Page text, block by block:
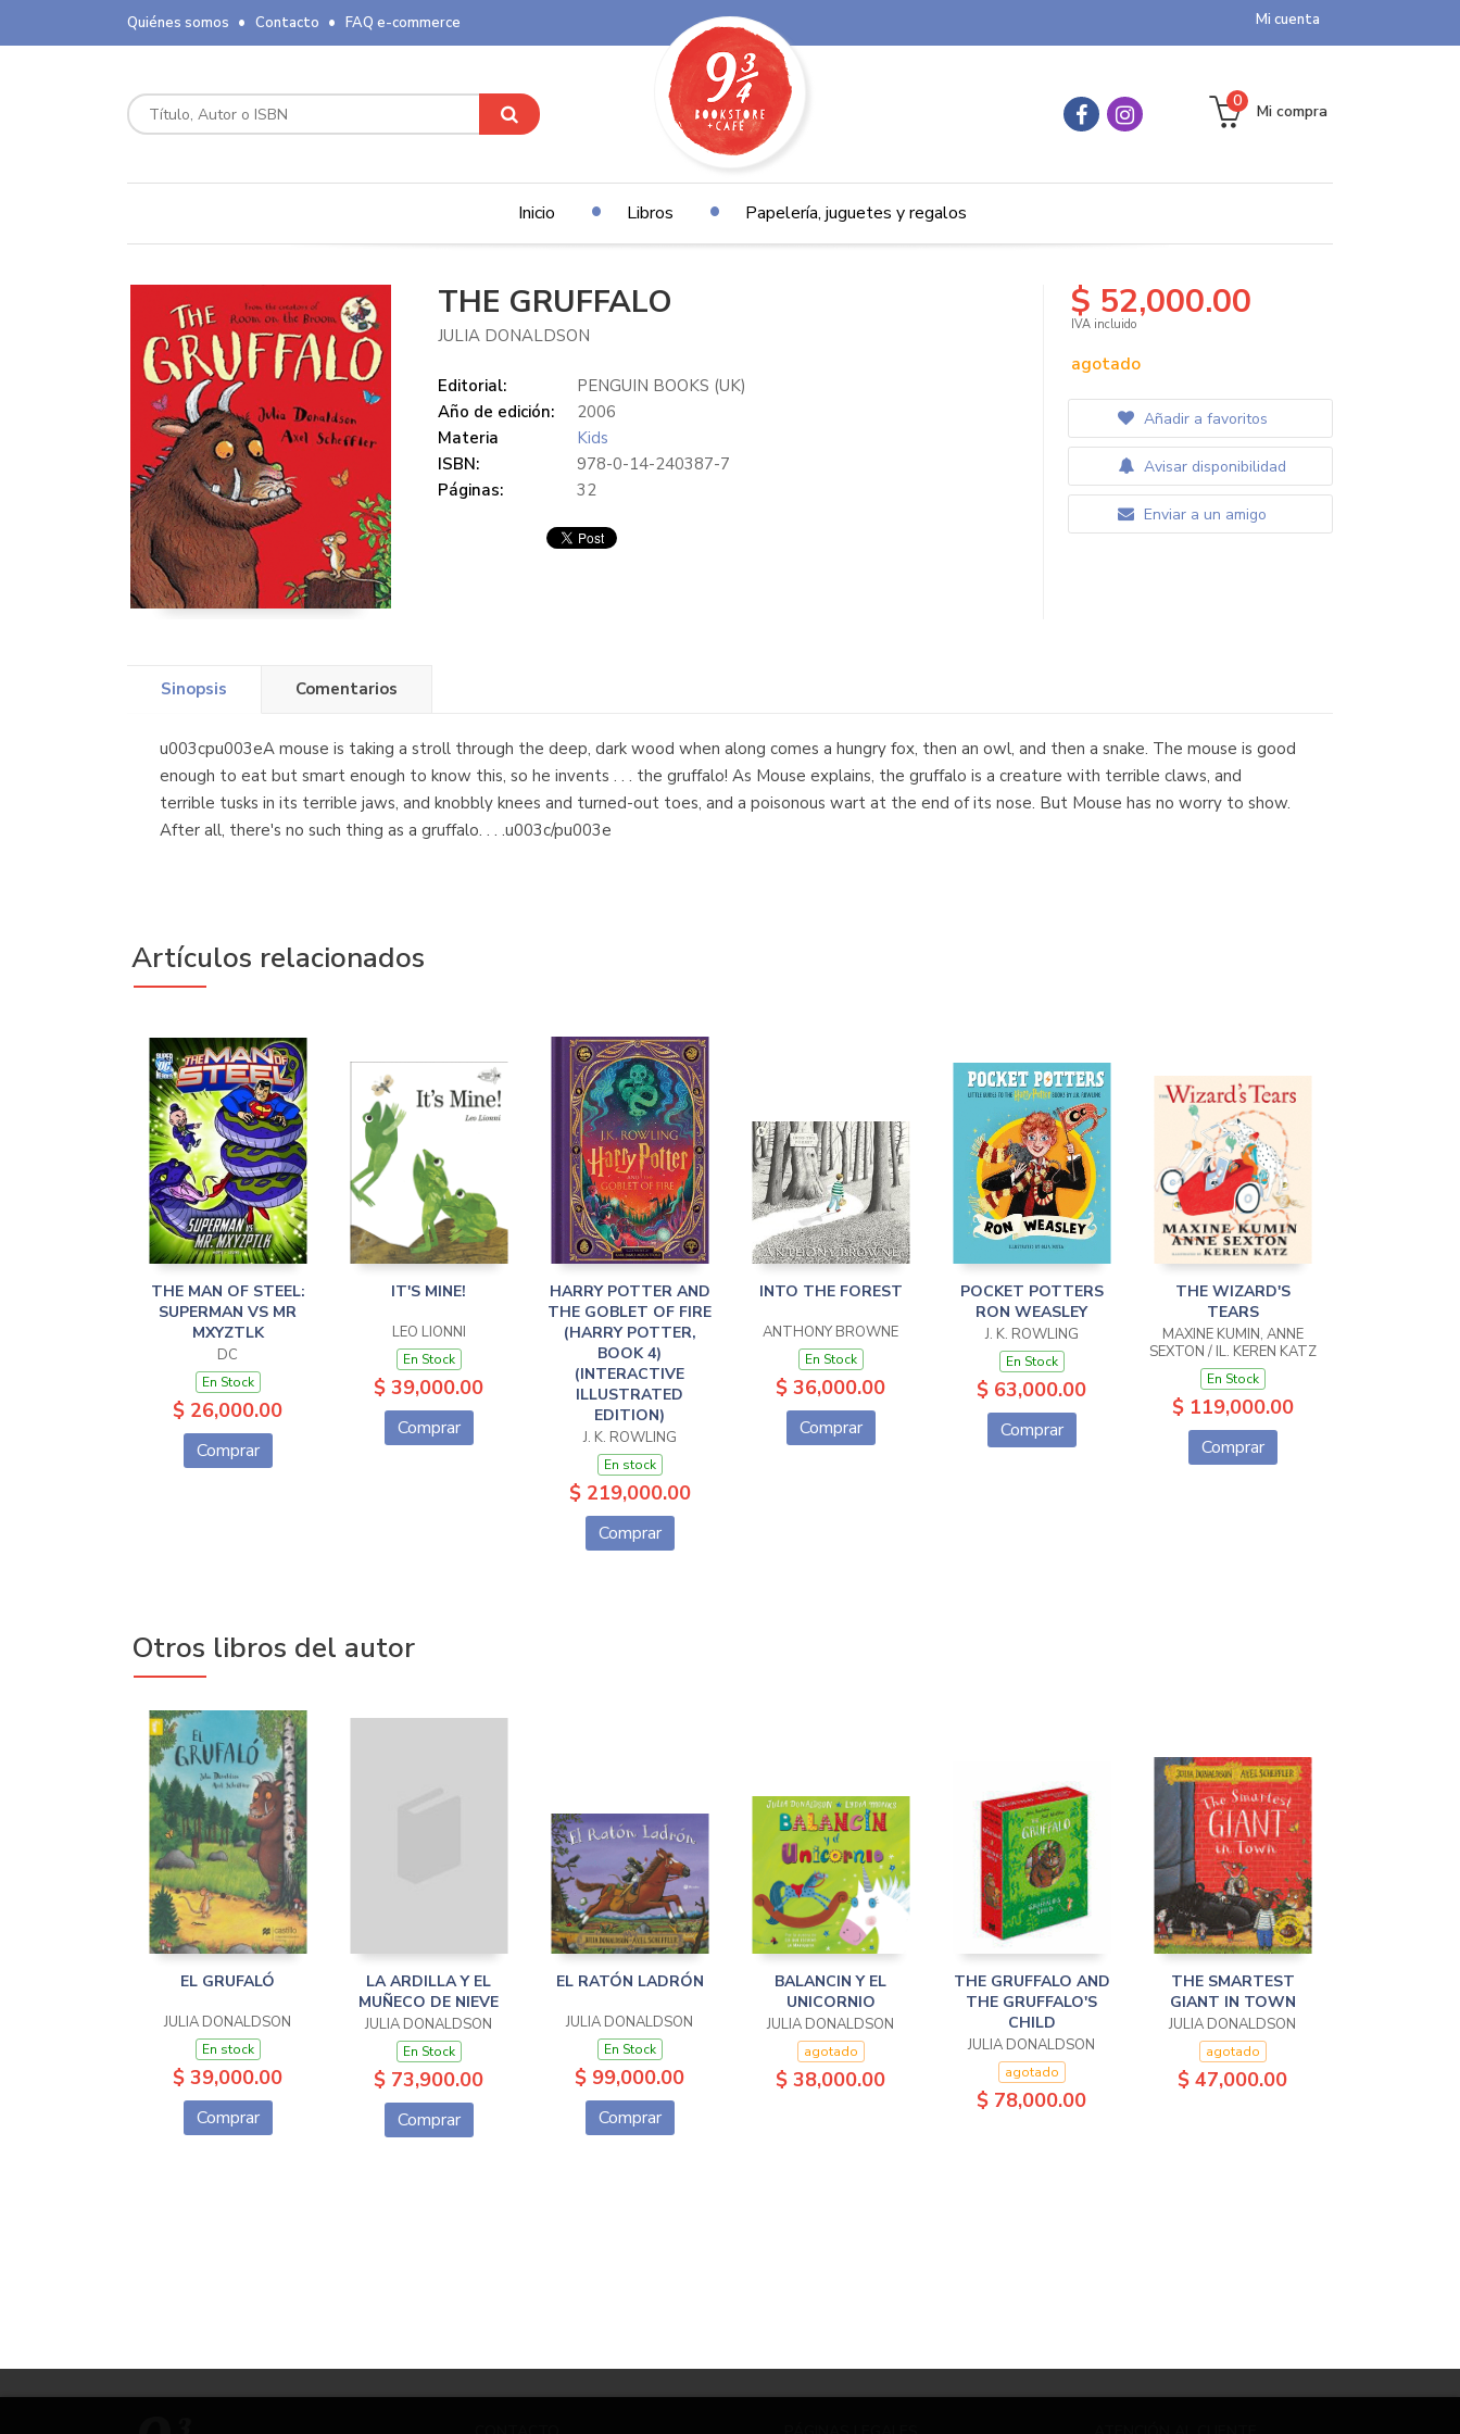
Mi cuenta
Quiénes somos Contacto FAQ e-commerce
Mi compra
0
Inicio Libros Papelería, juguetes y regalos
THE GRUFFALO
JULIA DONALDSON
Editorial:
PENGUIN BOOKS (UK)
Año de edición:
2006
Materia
Kids
ISBN:
978-0-14-240387-7
Páginas:
32
$ 52,000.00
IVA incluido
agotado
Añadir a favoritos
Avisar disponibilidad
Enviar a un amigo
Sinopsis Comentarios
u003cpu003eA mouse is taking a stroll through the deep, dark wood when along comes a hungry fox, then an owl, and then a snake. The mouse is good
enough to eat but smart enough to know this, so he invents . . . the gruffalo! As Mouse explains, the gruffalo is a creature with terrible claws, and
terrible tusks in its terrible jaws, and knobbly knees and turned-out toes, and a poisonous wart at the end of its nose. But Mouse has no worry to show.
After all, there's no such thing as a gruffalo. . . .u003c/pu003e
Artículos relacionados
THE MAN OF STEEL:
SUPERMAN VS MR
MXYZTLK
DC
En Stock
$ 26,000.00
Comprar
IT'S MINE!
LEO LIONNI
En Stock
$ 39,000.00
Comprar
HARRY POTTER AND
THE GOBLET OF FIRE
(HARRY POTTER,
BOOK 4)
(INTERACTIVE
ILLUSTRATED
EDITION)
J. K. ROWLING
En stock
$ 219,000.00
Comprar
INTO THE FOREST
ANTHONY BROWNE
En Stock
$ 36,000.00
Comprar
POCKET POTTERS
RON WEASLEY
J. K. ROWLING
En Stock
$ 63,000.00
Comprar
THE WIZARD'S
TEARS
MAXINE KUMIN, ANNE
SEXTON / IL. KEREN KATZ
En Stock
$ 119,000.00
Comprar
Otros libros del autor
EL GRUFALÓ
JULIA DONALDSON
En stock
$ 39,000.00
Comprar
LA ARDILLA Y EL
MUÑECO DE NIEVE
JULIA DONALDSON
En Stock
$ 73,900.00
Comprar
EL RATÓN LADRÓN
JULIA DONALDSON
En Stock
$ 99,000.00
Comprar
BALANCIN Y EL
UNICORNIO
JULIA DONALDSON
agotado
$ 38,000.00
THE GRUFFALO AND
THE GRUFFALO'S
CHILD
JULIA DONALDSON
agotado
$ 78,000.00
THE SMARTEST
GIANT IN TOWN
JULIA DONALDSON
agotado
$ 47,000.00